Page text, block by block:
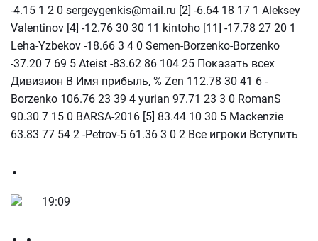
-4.15 1 2 0 sergeygenkis@mail.ru [2] -6.64 18 17 1 Aleksey
Valentinov [4] -12.76 30 30 11 kintoho [11] -17.78 27 20 1
Leha-Yzbekov -18.66 3 4 0 Semen-Borzenko-Borzenko
-37.20 7 69 5 Ateist -83.62 86 104 25 Показать всех
Дивизион В Имя прибыль, % Zen 112.78 30 41 6 -
Borzenko 106.76 23 39 4 yurian 97.71 23 3 0 RomanS
90.30 7 15 0 BARSA-2016 [5] 83.44 10 30 5 Mackenzie
63.83 77 54 2 -Petrov-5 61.36 3 0 2 Все игроки Вступить
19:09